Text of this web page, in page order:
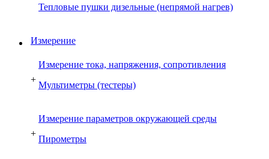
Тепловые пушки дизельные (непрямой нагрев)
Измерение
+
Измерение тока, напряжения, сопротивления
Мультиметры (тестеры)
+
Измерение параметров окружающей среды
Пирометры